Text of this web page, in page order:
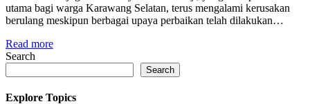
utama bagi warga Karawang Selatan, terus mengalami kerusakan
berulang meskipun berbagai upaya perbaikan telah dilakukan…
Read more
Search
Search
Explore Topics